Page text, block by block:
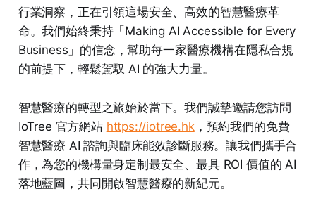
行業洞察，正在引領這場安全、高效的智慧醫療革
命。我們始終秉持「Making AI Accessible for Every
Business」的信念，幫助每一家醫療機構在隱私合規
的前提下，輕鬆駕馭 AI 的強大力量。
智慧醫療的轉型之旅始於當下。我們誠摯邀請您訪問
IoTree 官方網站 https://iotree.hk，預約我們的免費
智慧醫療 AI 諮詢與臨床能效診斷服務。讓我們攜手合
作，為您的機構量身定制最安全、最具 ROI 價值的 AI
落地藍圖，共同開啟智慧醫療的新紀元。